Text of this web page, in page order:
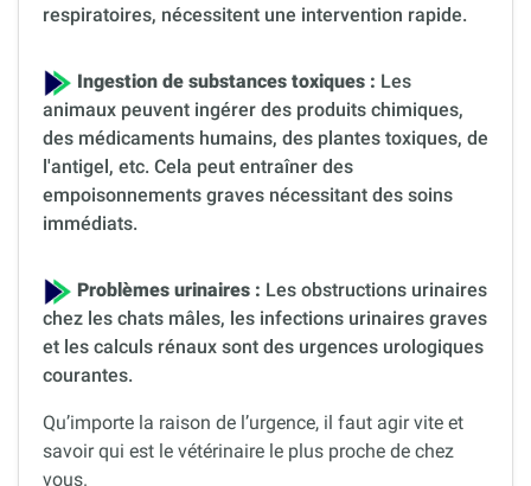
respiratoires, nécessitent une intervention rapide.
Ingestion de substances toxiques : Les
animaux peuvent ingérer des produits chimiques,
des médicaments humains, des plantes toxiques, de
l'antigel, etc. Cela peut entraîner des
empoisonnements graves nécessitant des soins
immédiats.
Problèmes urinaires : Les obstructions urinaires
chez les chats mâles, les infections urinaires graves
et les calculs rénaux sont des urgences urologiques
courantes.
Qu’importe la raison de l’urgence, il faut agir vite et
savoir qui est le vétérinaire le plus proche de chez
vous.